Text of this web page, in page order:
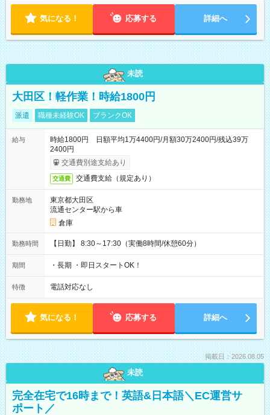
気になる！ 応募する 詳細へ
未読
大田区！軽作業！時給1800円
派遣 職種未経験OK ブランクOK
給与
時給1800円 日額平均1万4400円/月額30万2400円/残込39万
2400円
交通費別途支給あり
交通費 交通費支給（規定あり）
勤務地
東京都大田区
流通センター駅から車
倉庫
勤務時間 【日勤】 8:30～17:30（実働8時間/休憩60分）
期間 ・長期 ・即日スタートOK！
特徴 電話対応なし
気になる！ 応募する 詳細へ
掲載日：2026.08.05
未読
完全在宅で16時まで！英語&日本語＼EC運営サ
ポート／